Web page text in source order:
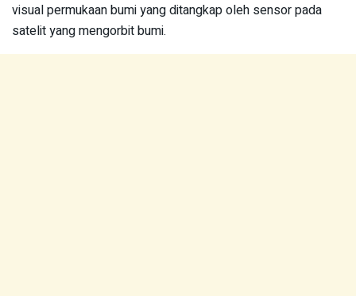
visual permukaan bumi yang ditangkap oleh sensor pada
satelit yang mengorbit bumi.